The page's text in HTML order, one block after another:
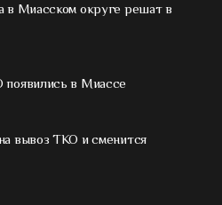
в Миасском округе решат в
в Миассе
вывоз ТКО и сменится